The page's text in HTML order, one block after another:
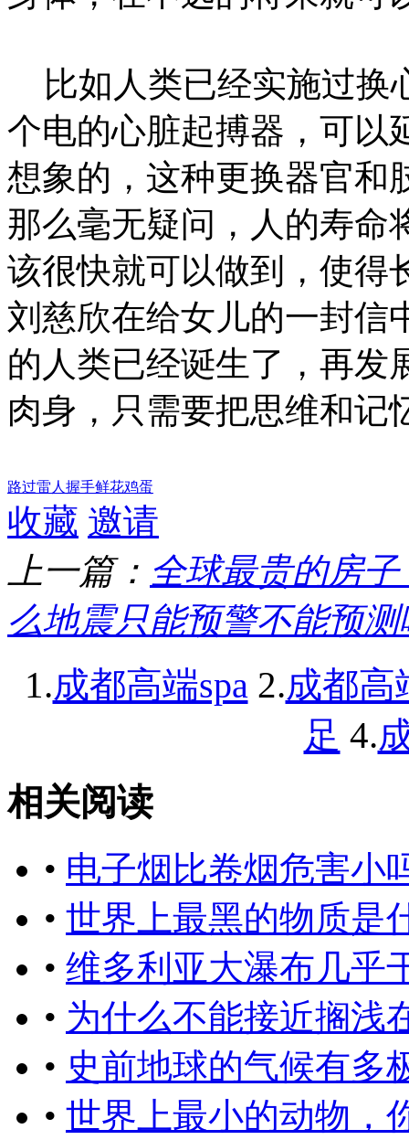
比如人类已经实施过换
个电的心脏起搏器，可以
想象的，这种更换器官和
那么毫无疑问，人的寿命
该很快就可以做到，使得
刘慈欣在给女儿的一封信
的人类已经诞生了，再发
肉身，只需要把思维和记
路过雷人 握手鲜花鸡蛋
收藏 邀请
上一篇： 全球最贵的房
么地震只能预警不能预测
1.成都高端spa 2.成都高
足 4.
相关阅读
• 电子烟比卷烟危害小
• 世界上最黑的物质是
• 维多利亚大瀑布几乎
• 为什么不能接近搁浅
• 史前地球的气候有多
• 世界上最小的动物，